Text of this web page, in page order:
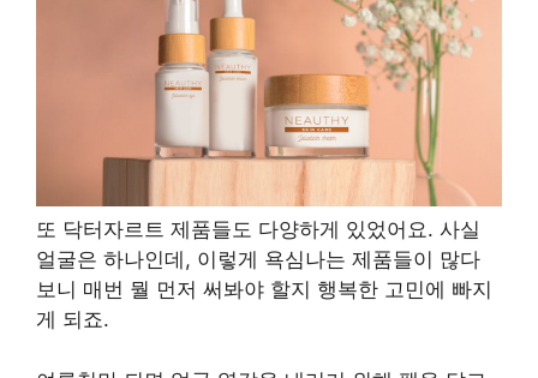
또 닥터자르트 제품들도 다양하게 있었어요. 사실
얼굴은 하나인데, 이렇게 욕심나는 제품들이 많다
보니 매번 뭘 먼저 써봐야 할지 행복한 고민에 빠지
게 되죠.